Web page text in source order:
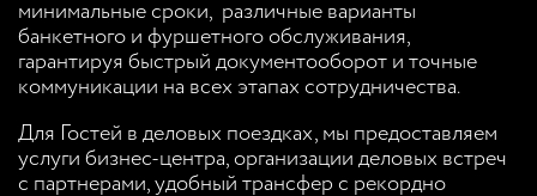
минимальные сроки, различные варианты
банкетного и фуршетного обслуживания,
гарантируя быстрый документооборот и точные
коммуникации на всех этапах сотрудничества.
Для Гостей в деловых поездках, мы предоставляем
услуги бизнес-центра, организации деловых встреч
с партнерами, удобный трансфер с рекордно